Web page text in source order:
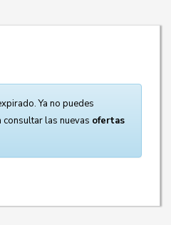
Ya no puedes
las nuevas ofertas